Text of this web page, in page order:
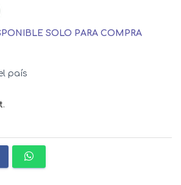
SOLO PARA COMPRA
país
.